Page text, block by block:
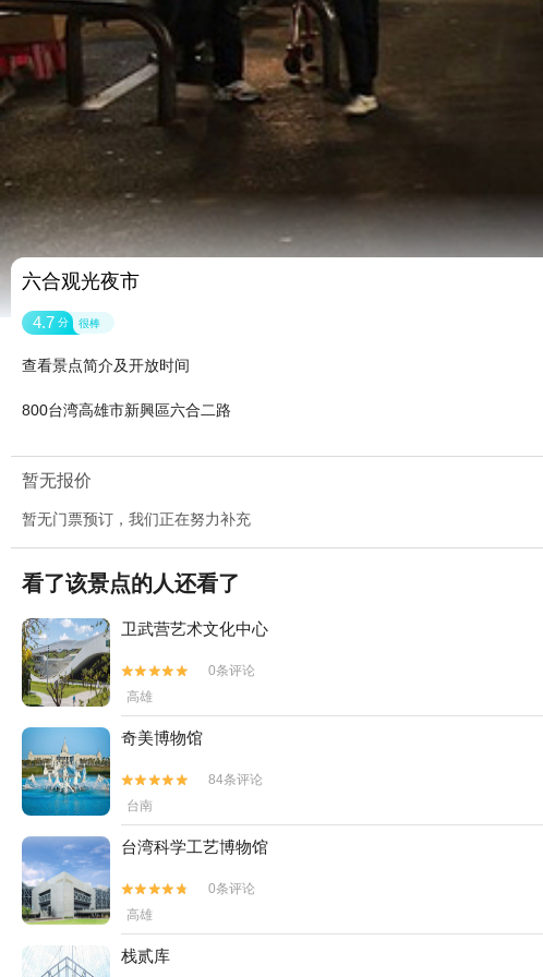
六合观光夜市
4.7 分 很棒
查看景点简介及开放时间
800台湾高雄市新興區六合二路
暂无报价
暂无门票预订，我们正在努力补充
看了该景点的人还看了
卫武营艺术文化中心


0条评论
高雄
奇美博物馆


84条评论
台南
台湾科学工艺博物馆


0条评论
高雄
栈贰库